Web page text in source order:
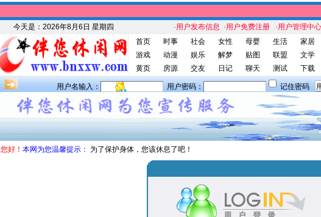
今天是： 2026年8月6日 星期四 ·用户发布信息 ·用户免费注册 ·用户管理中心
首页
时事 社会 女性 母婴 生活 家居
游戏
动漫 娱乐 解梦 贴图 联盟 文学
黄页
房源 交友 日记 聊天 测试 下载
用户名输入： 用户密码： 记住密码
您好！ 本网为您温馨提示： 为了保护身体，您该休息了吧！